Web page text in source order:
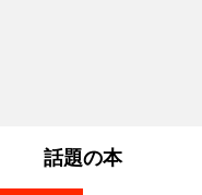
話題の本